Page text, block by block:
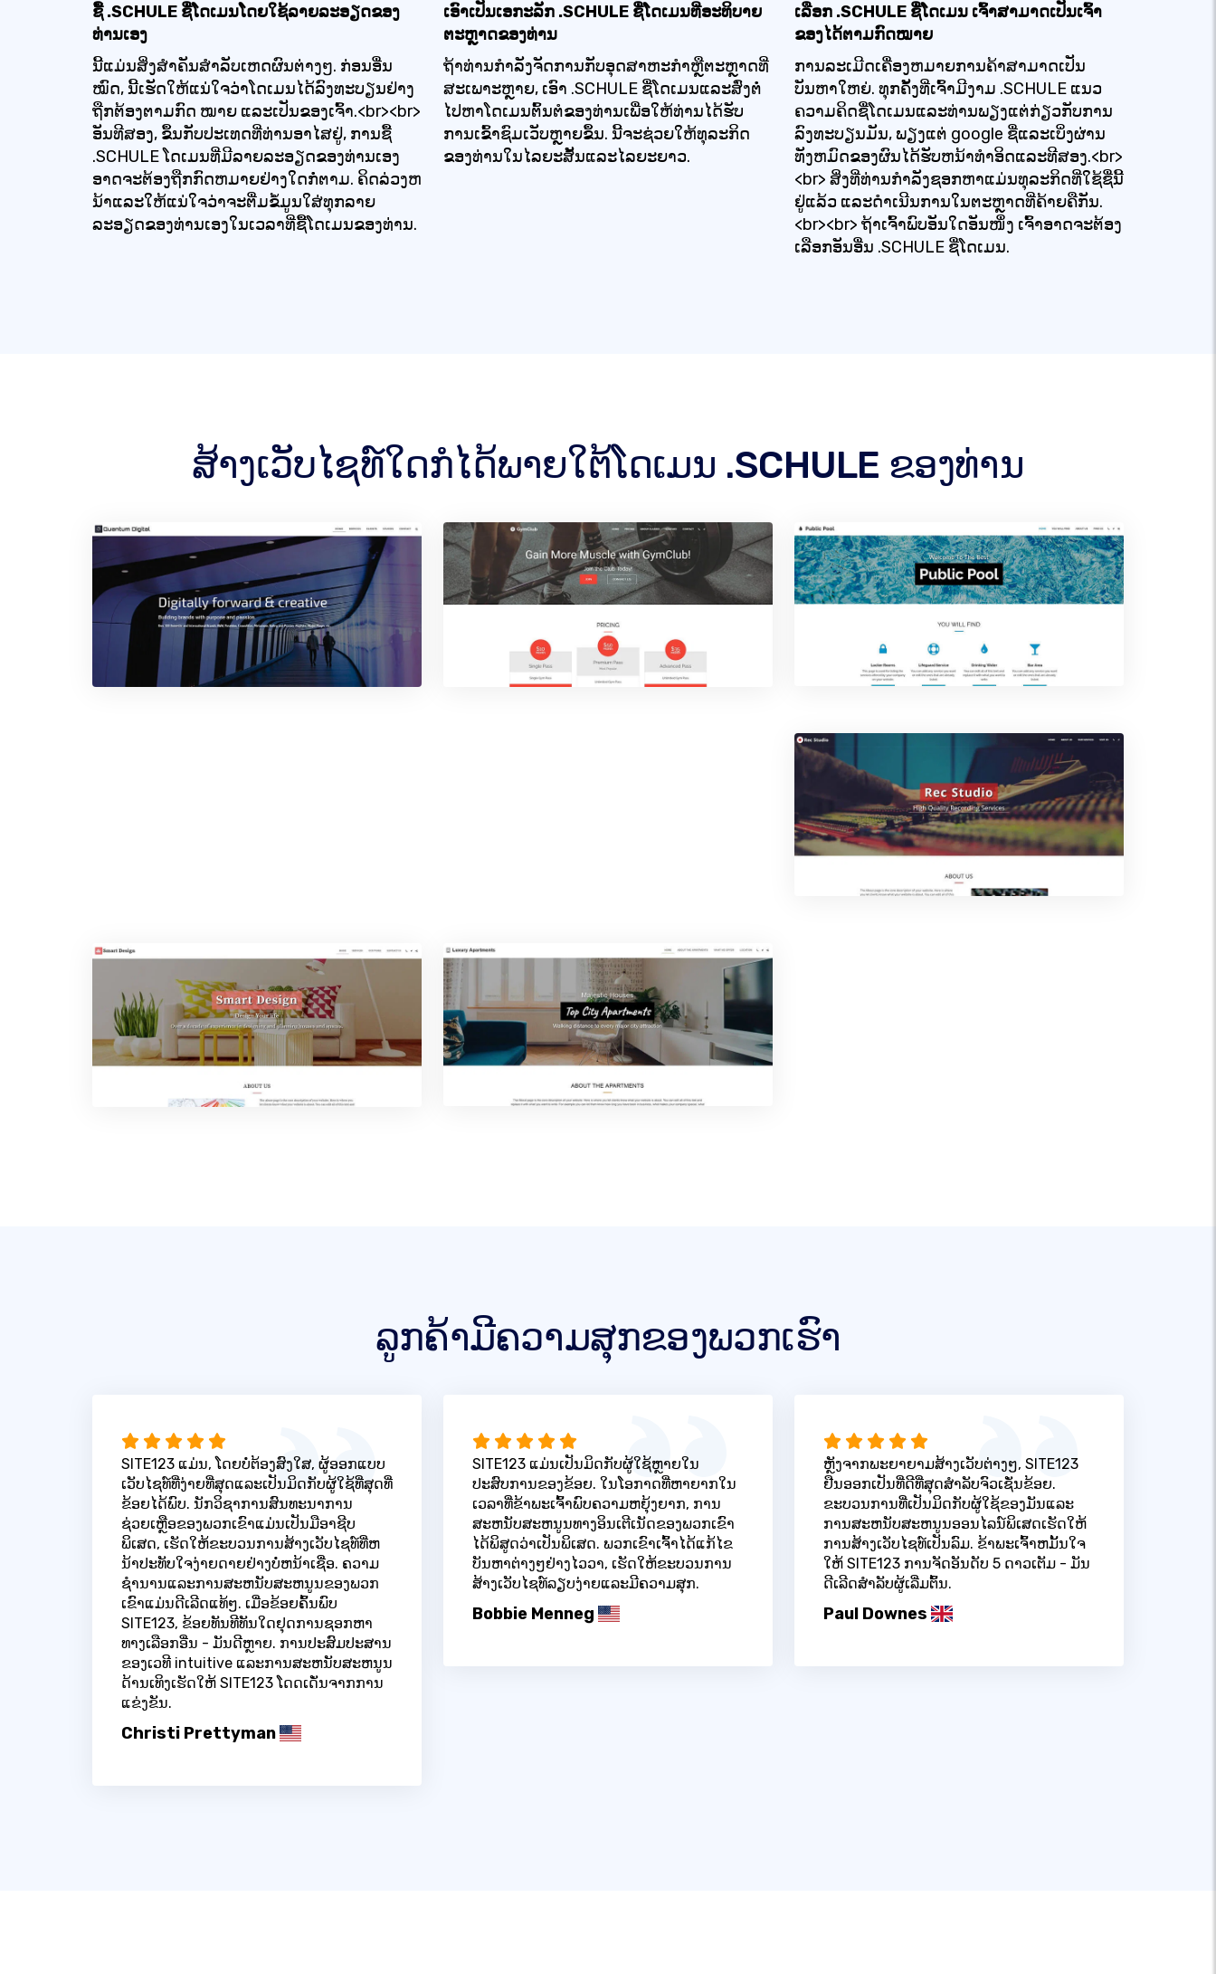
ຊື້ .SCHULE ຊື່ໂດເມນໂດຍໃຊ້ລາຍລະອຽດຂອງ
ທ່ານເອງ
ນີ້ແມ່ນສິ່ງສໍາຄັນສໍາລັບເຫດຜົນຕ່າງໆ. ກ່ອນອື່ນ
ໝົດ, ນີ້ເຮັດໃຫ້ແນ່ໃຈວ່າໂດເມນໄດ້ລົງທະບຽນຢ່າງ
ຖືກຕ້ອງຕາມກົດ ໝາຍ ແລະເປັນຂອງເຈົ້າ.<br><br>
ອັນທີສອງ, ຂຶ້ນກັບປະເທດທີ່ທ່ານອາໄສຢູ່, ການຊື້
.SCHULE ໂດເມນທີ່ມີລາຍລະອຽດຂອງທ່ານເອງ
ອາດຈະຕ້ອງຖືກກົດຫມາຍຢ່າງໃດກໍ່ຕາມ. ຄິດລ່ວງຫ
ນ້າແລະໃຫ້ແນ່ໃຈວ່າຈະຕື່ມຂໍ້ມູນໃສ່ທຸກລາຍ
ລະອຽດຂອງທ່ານເອງໃນເວລາທີ່ຊື້ໂດເມນຂອງທ່ານ.
ເອົາເປັນເອກະລັກ .SCHULE ຊື່ໂດເມນທີ່ອະທິບາຍ
ຕະຫຼາດຂອງທ່ານ
ຖ້າທ່ານກໍາລັງຈັດການກັບອຸດສາຫະກໍາຫຼືຕະຫຼາດທີ່
ສະເພາະຫຼາຍ, ເອົາ .SCHULE ຊື່ໂດເມນແລະສົ່ງຕໍ່
ໄປຫາໂດເມນຕົ້ນຕໍຂອງທ່ານເພື່ອໃຫ້ທ່ານໄດ້ຮັບ
ການເຂົ້າຊົມເວັບຫຼາຍຂຶ້ນ. ນີ້ຈະຊ່ວຍໃຫ້ທຸລະກິດ
ຂອງທ່ານໃນໄລຍະສັ້ນແລະໄລຍະຍາວ.
ເລືອກ .SCHULE ຊື່ໂດເມນ ເຈົ້າສາມາດເປັນເຈົ້າ
ຂອງໄດ້ຕາມກົດໝາຍ
ການລະເມີດເຄື່ອງຫມາຍການຄ້າສາມາດເປັນ
ບັນຫາໃຫຍ່. ທຸກຄັ້ງທີ່ເຈົ້າມີງາມ .SCHULE ແນວ
ຄວາມຄິດຊື່ໂດເມນແລະທ່ານພຽງແຕ່ກ່ຽວກັບການ
ລົງທະບຽນມັນ, ພຽງແຕ່ google ຊື່ແລະເບິ່ງຜ່ານ
ທັງຫມົດຂອງຜົນໄດ້ຮັບຫນ້າທໍາອິດແລະທີສອງ.<br>
<br> ສິ່ງທີ່ທ່ານກໍາລັງຊອກຫາແມ່ນທຸລະກິດທີ່ໃຊ້ຊື່ນີ້
ຢູ່ແລ້ວ ແລະດໍາເນີນການໃນຕະຫຼາດທີ່ຄ້າຍຄືກັນ.
<br><br> ຖ້າເຈົ້າພົບອັນໃດອັນໜຶ່ງ ເຈົ້າອາດຈະຕ້ອງ
ເລືອກອັນອື່ນ .SCHULE ຊື່ໂດເມນ.
ສ້າງເວັບໄຊທ໌ໃດກໍໄດ້ພາຍໃຕ້ໂດເມນ .SCHULE ຂອງທ່ານ
ລູກຄ້າມີຄວາມສຸກຂອງພວກເຮົາ
SITE123 ແມ່ນ, ໂດຍບໍ່ຕ້ອງສົງໃສ, ຜູ້ອອກແບບ
ເວັບໄຊທ໌ທີ່ງ່າຍທີ່ສຸດແລະເປັນມິດກັບຜູ້ໃຊ້ທີ່ສຸດທີ່
ຂ້ອຍໄດ້ພົບ. ນັກວິຊາການສົນທະນາການ
ຊ່ວຍເຫຼືອຂອງພວກເຂົາແມ່ນເປັນມືອາຊີບ
ພິເສດ, ເຮັດໃຫ້ຂະບວນການສ້າງເວັບໄຊທ໌ທີ່ຫ
ນ້າປະທັບໃຈງ່າຍດາຍຢ່າງບໍ່ຫນ້າເຊື່ອ. ຄວາມ
ຊໍານານແລະການສະຫນັບສະຫນູນຂອງພວກ
ເຂົາແມ່ນດີເລີດແທ້ໆ. ເມື່ອຂ້ອຍຄົ້ນພົບ
SITE123, ຂ້ອຍທັນທີທັນໃດຢຸດການຊອກຫາ
ທາງເລືອກອື່ນ - ມັນດີຫຼາຍ. ການປະສົມປະສານ
ຂອງເວທີ intuitive ແລະການສະຫນັບສະຫນູນ
ດ້ານເທິງເຮັດໃຫ້ SITE123 ໂດດເດັ່ນຈາກການ
ແຂ່ງຂັນ.
Christi Prettyman
SITE123 ແມ່ນເປັນມິດກັບຜູ້ໃຊ້ຫຼາຍໃນ
ປະສົບການຂອງຂ້ອຍ. ໃນໂອກາດທີ່ຫາຍາກໃນ
ເວລາທີ່ຂ້າພະເຈົ້າພົບຄວາມຫຍຸ້ງຍາກ, ການ
ສະຫນັບສະຫນູນທາງອິນເຕີເນັດຂອງພວກເຂົາ
ໄດ້ພິສູດວ່າເປັນພິເສດ. ພວກເຂົາເຈົ້າໄດ້ແກ້ໄຂ
ບັນຫາຕ່າງໆຢ່າງໄວວາ, ເຮັດໃຫ້ຂະບວນການ
ສ້າງເວັບໄຊທ໌ລຽບງ່າຍແລະມີຄວາມສຸກ.
Bobbie Menneg
ຫຼັງຈາກພະຍາຍາມສ້າງເວັບຕ່າງໆ, SITE123
ຢືນອອກເປັນທີ່ດີທີ່ສຸດສໍາລັບຈົວເຊັ່ນຂ້ອຍ.
ຂະບວນການທີ່ເປັນມິດກັບຜູ້ໃຊ້ຂອງມັນແລະ
ການສະຫນັບສະຫນູນອອນໄລນ໌ພິເສດເຮັດໃຫ້
ການສ້າງເວັບໄຊທ໌ເປັນລົມ. ຂ້າພະເຈົ້າຫມັ້ນໃຈ
ໃຫ້ SITE123 ການຈັດອັນດັບ 5 ດາວເຕັມ - ມັນ
ດີເລີດສໍາລັບຜູ້ເລີ່ມຕົ້ນ.
Paul Downes